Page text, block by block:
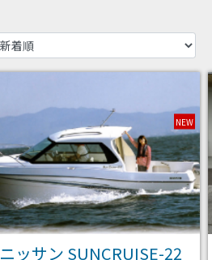
ニッサン SUNCRUISE-22
NEW